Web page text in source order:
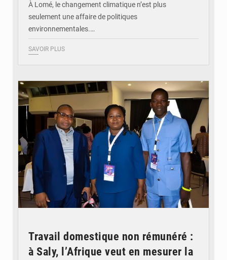
À Lomé, le changement climatique n’est plus
seulement une affaire de politiques
environnementales.…
SAVOIR PLUS
Travail domestique non rémunéré :
à Saly, l’Afrique veut en mesurer la